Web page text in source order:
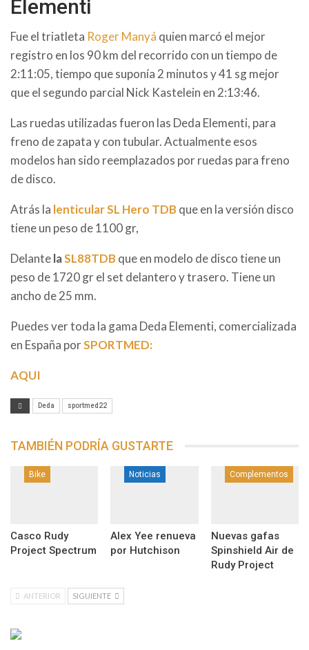
Elementi
Fue el triatleta Roger Manyá quien marcó el mejor
registro en los 90 km del recorrido con un tiempo de
2:11:05, tiempo que suponía 2 minutos y 41 sg mejor
que el segundo parcial Nick Kastelein en 2:13:46.
Las ruedas utilizadas fueron las Deda Elementi, para
freno de zapata y con tubular. Actualmente esos
modelos han sido reemplazados por ruedas para freno
de disco.
Atrás la lenticularSL Hero TDB que en la versión disco
tiene un peso de 1100 gr,
DelantelaSL88TDB que en modelo de disco tiene un
peso de 1720 gr el set delantero y trasero. Tiene un
ancho de 25 mm.
Puedes ver toda la gama Deda Elementi, comercializada
en España porSPORTMED:
AQUI
Deda sportmed22
TAMBIÉN PODRÍA GUSTARTE
Bike
Casco Rudy
Project Spectrum
Noticias
Alex Yee renueva
por Hutchison
Complementos
Nuevas gafas
Spinshield Air de
Rudy Project
ANTERIOR SIGUIENTE